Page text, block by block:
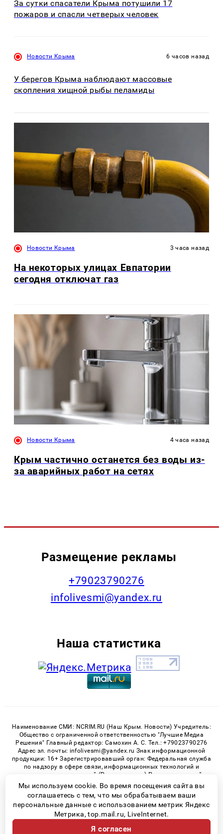
За сутки спасатели Крыма потушили 17
пожаров и спасли четверых человек
Новости Крыма 6 часов назад
У берегов Крыма наблюдают массовые
скопления хищной рыбы пеламиды
Новости Крыма 3 часа назад
На некоторых улицах Евпатории
сегодня отключат газ
Новости Крыма 4 часа назад
Крым частично останется без воды из-
за аварийных работ на сетях
Размещение рекламы
+79023790276
infolivesmi@yandex.ru
Наша статистика
Наименование СМИ: NCRIM.RU (Наш Крым. Новости) Учредитель:
Общество с ограниченной ответственностью "Лучшие Медиа
Решения" Главный редактор: Самохин А. С. Тел.: +79023790276
Адрес эл. почты: infolivesmi@yandex.ru Знак информационной
продукции: 16+ Зарегистрировавший орган: Федеральная служба
по надзору в сфере связи, информационных технологий и
массовых коммуникаций (Роскомнадзор) Регистрационный
номер СМИ ЭЛ № ФС 77 - 81150 от 02.06.2021
© 2026 «nCrim.ru» | Все права защищены
Возрастная категория сайта 16+
Мы используем cookie. Во время посещения сайта вы
соглашаетесь с тем, что мы обрабатываем ваши
персональные данные с использованием метрик Яндекс
Метрика, top.mail.ru, LiveInternet.
Я согласен